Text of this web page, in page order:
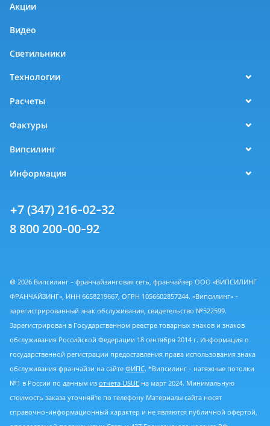
Акции
Видео
Светильники
Технологии
Расчеты
Фактуры
Випсилинг
Информация
+7 (347) 216-02-32
8 800 200-00-92
© 2026 Випсилинг - франчайзинговая сеть, франчайзер ООО «ВИПСИЛИНГ
ФРАНЧАЙЗИНГ», ИНН 6658219667, ОГРН 1056602857244. «Випсилинг» -
зарегистрированный знак обслуживания, свидетельство №522599.
Зарегистрирован в Государственном реестре товарных знаков и знаков
обслуживания Российской Федерации 18 сентября 2014 г. Информация о
государственной регистрации предоставления права использования знака
обслуживания франчайзи на сайте ФИПС. *Випсилинг - натяжные потолки
№1 в России по данным из отчета USUE на март 2024. Минимальную
стоимость заказа уточняйте по телефону Материалы сайта носят
справочно-информационный характер и не являются публичной офертой,